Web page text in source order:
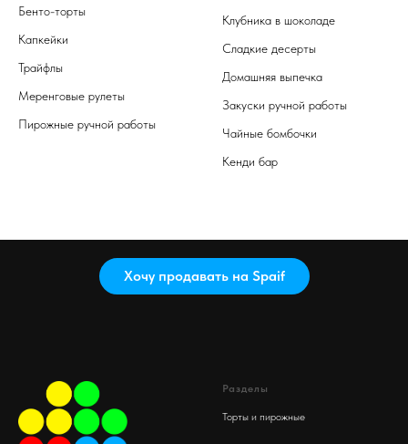
Бенто-торты
Капкейки
Трайфлы
Меренговые рулеты
Пирожные ручной работы
Клубника в шоколаде
Сладкие десерты
Домашняя выпечка
Закуски ручной работы
Чайные бомбочки
Кенди бар
Хочу продавать на Spaif
Разделы
Торты и пирожные